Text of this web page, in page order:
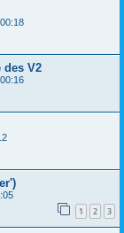
des V2
1 2 3